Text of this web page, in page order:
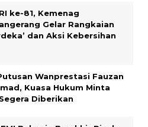
ke-81, Kemenag
Gelar Rangkaian
dan Aksi Kebersihan
Wanprestasi Fauzan
Kuasa Hukum Minta
Diberikan